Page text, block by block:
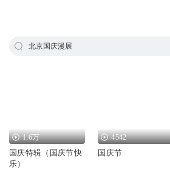
北京国庆漫展
1.6万
国庆特辑（国庆节快
乐）
4542
国庆节